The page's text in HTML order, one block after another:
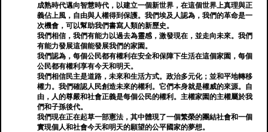
成熟時代邁向智慧時代，以建立一個新世界，在這個世界上真理與正
義佔上風，自由與人權得到保護。我們埃及人認為，我們的革命是一
次機會，可以幫助我們書寫人類的新歷史。
我們相信，我們有能力以過去為靈感，激發現在，並走向未來。我們
有能力發展這個能發展我們的家園。
我們認為，每個公民都有權利在安全和保障下生活在這個家園，每個
公民都有權利享有今天和明天。
我們相信民主是道路，未來和生活方式。政治多元化；並和平地轉移
權力。我們確認人民創造未來的權利。它們本身就是權威的來源。自
由，人的尊嚴和社會正義是每個公民的權利。主權家園的主權屬於我
們和子孫後代。
我們現在正在起草一部憲法，其中體現了一個繁榮的團結社會和一個
實現個人和社會今天和明天的願望的公平國家的夢想。